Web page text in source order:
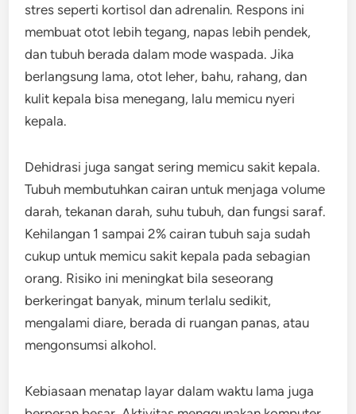
stres seperti kortisol dan adrenalin. Respons ini
membuat otot lebih tegang, napas lebih pendek,
dan tubuh berada dalam mode waspada. Jika
berlangsung lama, otot leher, bahu, rahang, dan
kulit kepala bisa menegang, lalu memicu nyeri
kepala.
Dehidrasi juga sangat sering memicu sakit kepala.
Tubuh membutuhkan cairan untuk menjaga volume
darah, tekanan darah, suhu tubuh, dan fungsi saraf.
Kehilangan 1 sampai 2% cairan tubuh saja sudah
cukup untuk memicu sakit kepala pada sebagian
orang. Risiko ini meningkat bila seseorang
berkeringat banyak, minum terlalu sedikit,
mengalami diare, berada di ruangan panas, atau
mengonsumsi alkohol.
Kebiasaan menatap layar dalam waktu lama juga